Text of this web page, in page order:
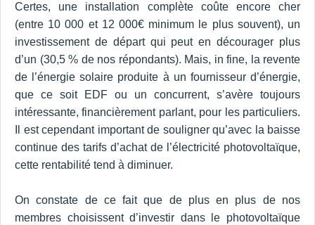
Certes, une installation complète coûte encore cher
(entre 10 000 et 12 000€ minimum le plus souvent), un
investissement de départ qui peut en décourager plus
d’un (30,5 % de nos répondants). Mais, in fine, la revente
de l’énergie solaire produite à un fournisseur d’énergie,
que ce soit EDF ou un concurrent, s’avère toujours
intéressante, financièrement parlant, pour les particuliers.
Il est cependant important de souligner qu’avec la baisse
continue des tarifs d’achat de l’électricité photovoltaïque,
cette rentabilité tend à diminuer.
On constate de ce fait que de plus en plus de nos
membres choisissent d’investir dans le photovoltaïque